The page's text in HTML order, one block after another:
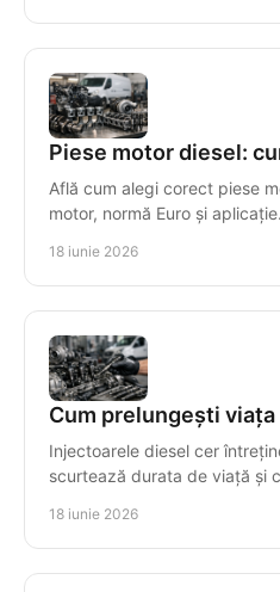
Piese motor diesel:
Află cum alegi corect piese
motor, normă Euro și
18 iunie 2026
Cum prelungești
Injectoarele diesel cer
scurtează durata de viață și
18 iunie 2026